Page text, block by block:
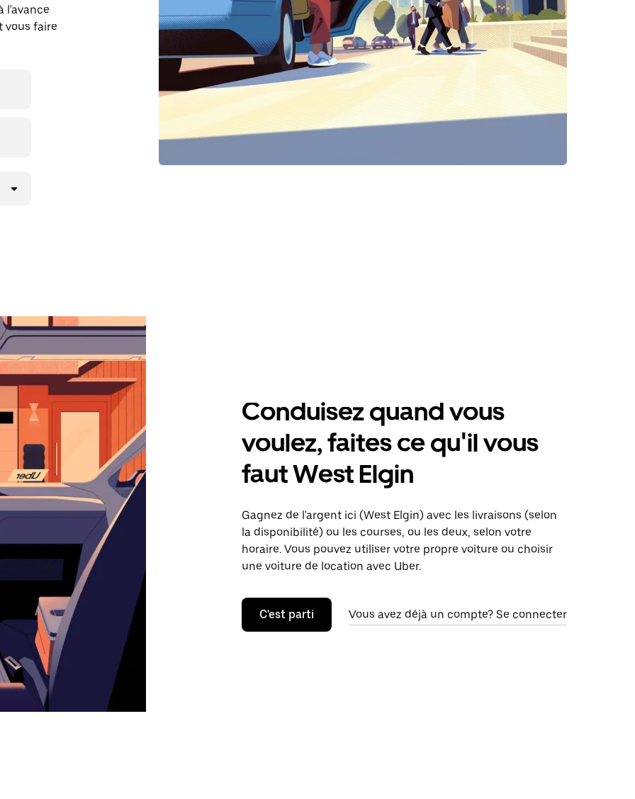
l'avance
vous faire
Conduisez quand vous
voulez, faites ce qu'il vous
faut West Elgin
Gagnez de l'argent ici (West Elgin) avec les livraisons (selon
la disponibilité) ou les courses, ou les deux, selon votre
horaire. Vous pouvez utiliser votre propre voiture ou choisir
une voiture de location avec Uber.
C'est parti Vous avez déjà un compte? Se connecter